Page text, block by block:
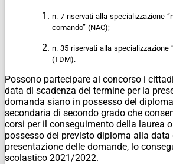
n. 7 riservati alla specializzazione
comando” (NAC);
n. 35 riservati alla specializzazione
(TDM).
Possono partecipare al concorso i
data di scadenza del termine per la
domanda siano in possesso del
secondaria di secondo grado che
corsi per il conseguimento della laurea
possesso del previsto diploma alla data
presentazione delle domande, lo
scolastico 2021/2022.